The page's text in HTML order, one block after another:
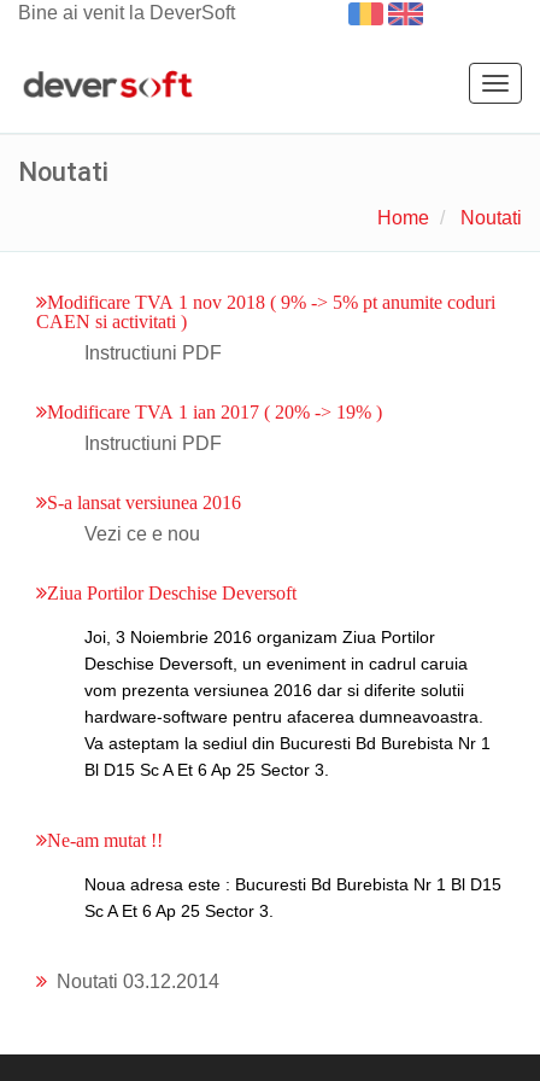
Bine ai venit la DeverSoft
Noutati
Home Noutati
Modificare TVA 1 nov 2018 ( 9% -> 5% pt anumite coduri
CAEN si activitati )
Instructiuni PDF
Modificare TVA 1 ian 2017 ( 20% -> 19% )
Instructiuni PDF
S-a lansat versiunea 2016
Vezi ce e nou
Ziua Portilor Deschise Deversoft
Joi, 3 Noiembrie 2016 organizam Ziua Portilor
Deschise Deversoft, un eveniment in cadrul caruia
vom prezenta versiunea 2016 dar si diferite solutii
hardware-software pentru afacerea dumneavoastra.
Va asteptam la sediul din Bucuresti Bd Burebista Nr 1
Bl D15 Sc A Et 6 Ap 25 Sector 3.
Ne-am mutat !!
Noua adresa este : Bucuresti Bd Burebista Nr 1 Bl D15
Sc A Et 6 Ap 25 Sector 3.
Noutati 03.12.2014